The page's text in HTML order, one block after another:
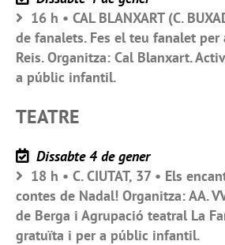
16 h • CAL BLANXART (C.
de fanalets. Fes el teu fanalet per
Reis. Organitza: Cal Blanxart.
a públic infantil.
TEATRE
Dissabte 4 de gener
18 h • C. CIUTAT, 37 • Els
contes de Nadal! Organitza: AA.
de Berga i Agrupació teatral La
gratuïta i per a públic infantil.